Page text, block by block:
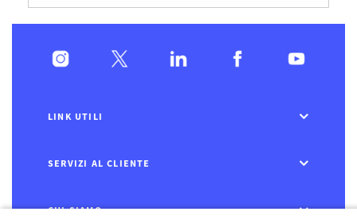
LINK UTILI
SERVIZI AL CLIENTE
CHI SIAMO